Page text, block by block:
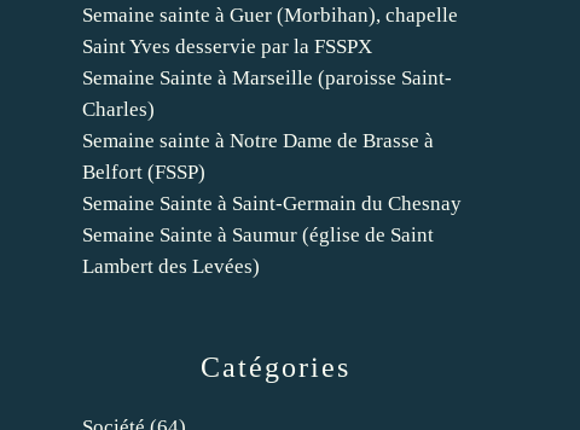
Catégories
Semaine sainte à Guer (Morbihan), chapelle
Saint Yves desservie par la FSSPX
Semaine Sainte à Marseille (paroisse Saint-
Charles)
Semaine sainte à Notre Dame de Brasse à
Belfort (FSSP)
Semaine Sainte à Saint-Germain du Chesnay
Semaine Sainte à Saumur (église de Saint
Lambert des Levées)